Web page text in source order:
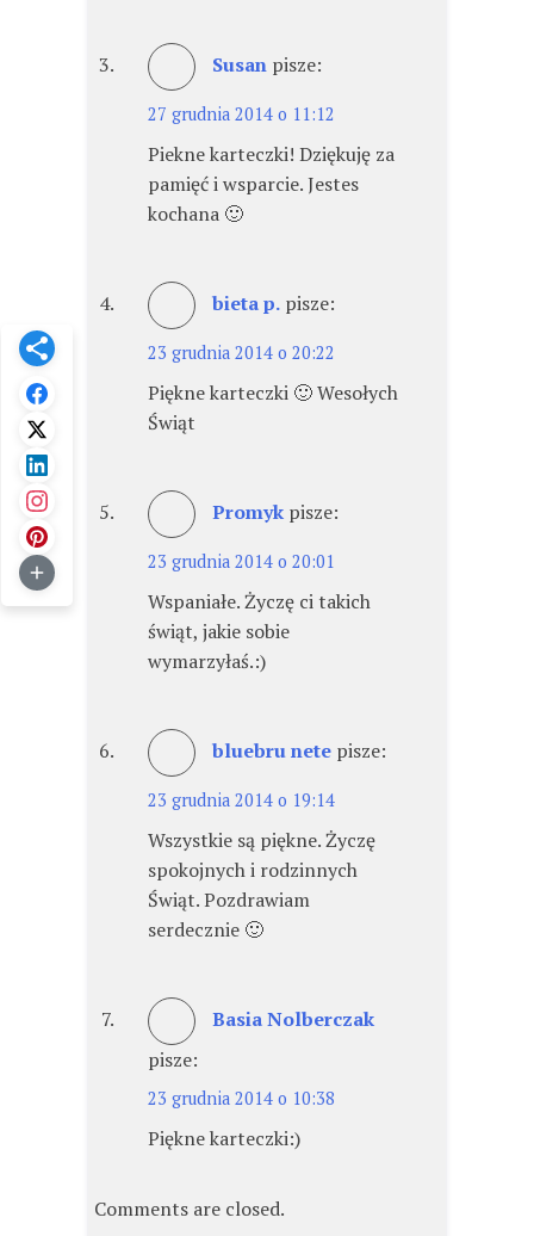
Susan pisze:
27 grudnia 2014 o 11:12
Piekne karteczki! Dziękuję za
pamięć i wsparcie. Jestes
kochana 🙂
bieta p. pisze:
23 grudnia 2014 o 20:22
Piękne karteczki 🙂 Wesołych
Świąt
Promyk pisze:
23 grudnia 2014 o 20:01
Wspaniałe. Życzę ci takich
świąt, jakie sobie
wymarzyłaś.:)
bluebru nete pisze:
23 grudnia 2014 o 19:14
Wszystkie są piękne. Życzę
spokojnych i rodzinnych
Świąt. Pozdrawiam
serdecznie 🙂
Basia Nolberczak
pisze:
23 grudnia 2014 o 10:38
Piękne karteczki:)
Comments are closed.